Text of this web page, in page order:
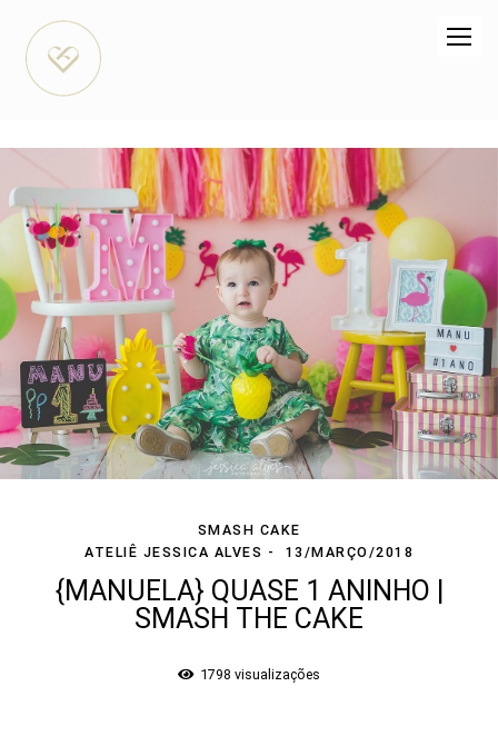
SMASH CAKE
ATELIÊ JESSICA ALVES
13/MARÇO/2018
{MANUELA} QUASE 1 ANINHO |
SMASH THE CAKE
1798 visualizações